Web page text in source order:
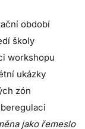
období
školy
workshopu
ukázky
zón
jako řemeslo